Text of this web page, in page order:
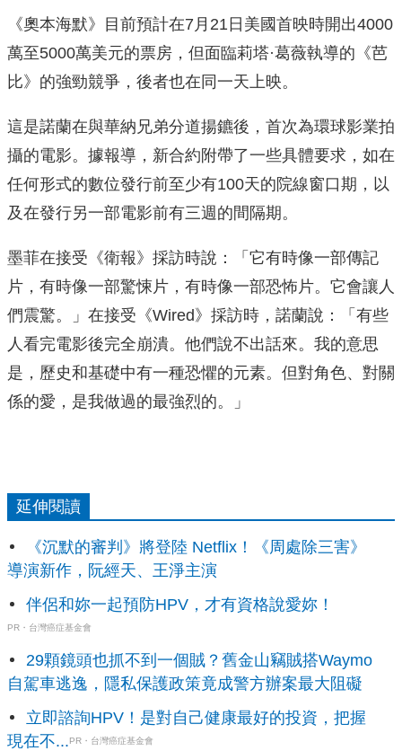
《奧本海默》目前預計在7月21日美國首映時開出4000
萬至5000萬美元的票房，但面臨莉塔·葛薇執導的《芭
比》的強勁競爭，後者也在同一天上映。
這是諾蘭在與華納兄弟分道揚鑣後，首次為環球影業拍
攝的電影。據報導，新合約附帶了一些具體要求，如在
任何形式的數位發行前至少有100天的院線窗口期，以
及在發行另一部電影前有三週的間隔期。
墨菲在接受《衛報》採訪時說：「它有時像一部傳記
片，有時像一部驚悚片，有時像一部恐怖片。它會讓人
們震驚。」在接受《Wired》採訪時，諾蘭說：「有些
人看完電影後完全崩潰。他們說不出話來。我的意思
是，歷史和基礎中有一種恐懼的元素。但對角色、對關
係的愛，是我做過的最強烈的。」
延伸閱讀
《沉默的審判》將登陸 Netflix！《周處除三害》
導演新作，阮經天、王淨主演
伴侶和妳一起預防HPV，才有資格說愛妳！
PR・台灣癌症基金會
29顆鏡頭也抓不到一個賊？舊金山竊賊搭Waymo
自駕車逃逸，隱私保護政策竟成警方辦案最大阻礙
立即諮詢HPV！是對自己健康最好的投資，把握
現在不...PR・台灣癌症基金會